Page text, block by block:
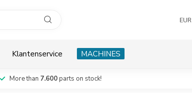
EUR
Klantenservice MACHINES
More than 7.600parts on stock!